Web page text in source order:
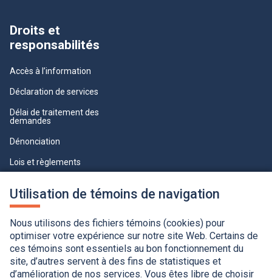
Utilisation de témoins de navigation
Nous utilisons des fichiers témoins (cookies) pour
optimiser votre expérience sur notre site Web. Certains de
ces témoins sont essentiels au bon fonctionnement du
site, d’autres servent à des fins de statistiques et
d’amélioration de nos services. Vous êtes libre de choisir
Droits et
responsabilités
Accès à l’information
Déclaration de services
Délai de traitement des
demandes
Dénonciation
Lois et règlements
professionnelle